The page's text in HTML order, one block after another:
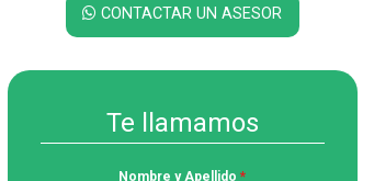
CONTACTAR UN ASESOR
Te llamamos
Nombre y Apellido*